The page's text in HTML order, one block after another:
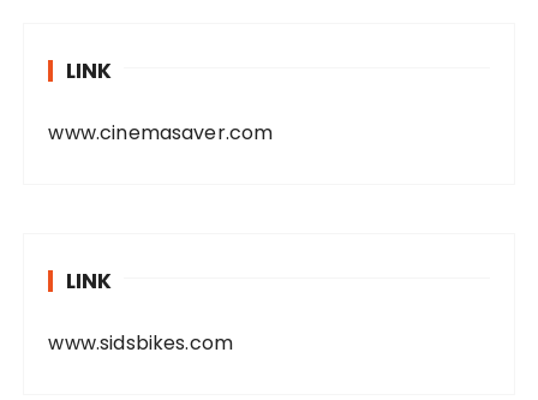
LINK
www.cinemasaver.com
LINK
www.sidsbikes.com